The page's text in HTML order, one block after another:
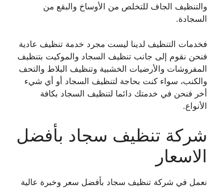
والتنظيف الجاف للتخلص من الأوساخ والبقع من
السجادة.
فخدمات التنظيف لدينا ليست مجرد خدمة تنظيف عادية
فنحن نقوم إلى جانب تنظيف السجاد والموكيت بتنظيف
المفروشات والأرضيات الخشبية وتنظيف البلاط والتحف
والكنب، سواء كنت بحاجة لتنظيف السجاد أو أي شيء
أخر فنحن في خدمتك دائما لتنظيف السجاد بكافة
الأنواع.
شركة تنظيف سجاد بأفضل
الاسعار
نعمل في شركة تنظيف سجاد بأفضل سعر وخبرة عالية